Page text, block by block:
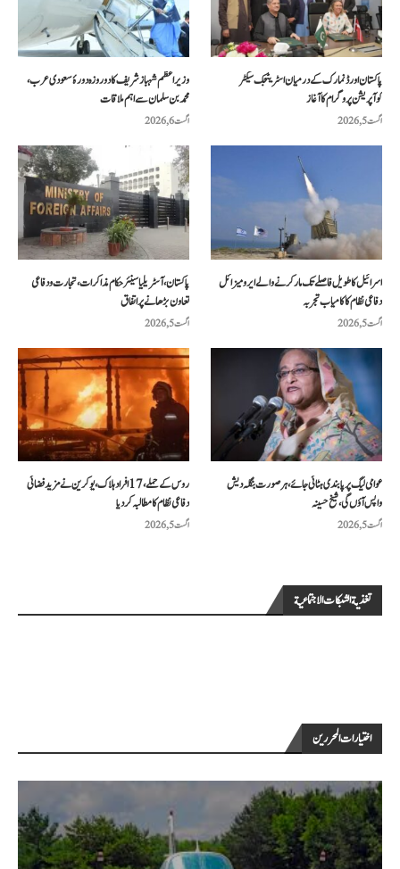
وزیراعظم شہباز شریف کا دو روزہ دورۂ سعودی عرب،
محمد بن سلمان سے اہم ملاقات
اگست 6, 2026
پاکستان اور ڈنمارک کے درمیان اسٹریٹجک سیکٹر
کوآپریشن پروگرام کا آغاز
اگست 5, 2026
پاکستان، آسٹریلیا سینئر حکام مذاکرات، تجارت و دفاعی
تعاون بڑھانے پر اتفاق
اگست 5, 2026
اسرائیل کا طویل فاصلے تک مار کرنے والے ایرو میزائل
دفاعی نظام کا کامیاب تجربہ
اگست 5, 2026
روس کے حملے، 17 افراد ہلاک، یوکرین نے مزید فضائی
دفاعی نظام کا مطالبہ کر دیا
اگست 5, 2026
عوامی لیگ پر پابندی ہٹائی جائے، ہر صورت بنگلہ دیش
واپس آؤں گی، شیخ حسینہ
اگست 5, 2026
تغذية الشبكات الاجتماعية
اختيارات المحررين